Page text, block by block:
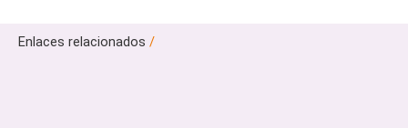
Enlaces relacionados /